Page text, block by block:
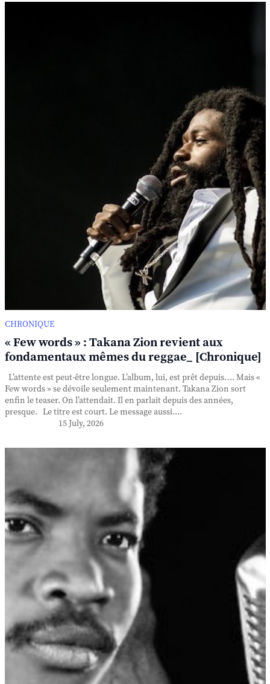
CHRONIQUE
« Few words » : Takana Zion revient aux
fondamentaux mêmes du reggae_ [Chronique]
L’attente est peut-être longue. L’album, lui, est prêt depuis…. Mais «
Few words » se dévoile seulement maintenant. Takana Zion sort
enfin le teaser. On l’attendait. Il en parlait depuis des années,
presque. Le titre est court. Le message aussi....
15 July, 2026